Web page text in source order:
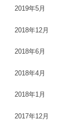
2019年5月
2018年12月
2018年6月
2018年4月
2018年1月
2017年12月